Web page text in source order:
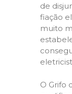
de
fiação
muito
O Grifo